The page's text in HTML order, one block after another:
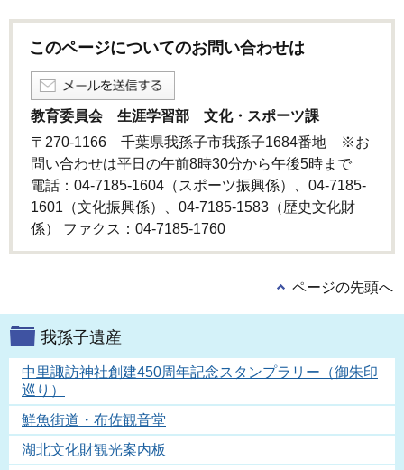
このページについてのお問い合わせは
教育委員会 生涯学習部 文化・スポーツ課
〒270-1166 千葉県我孫子市我孫子1684番地 ※お
問い合わせは平日の午前8時30分から午後5時まで
電話：04-7185-1604（スポーツ振興係）、04-7185-
1601（文化振興係）、04-7185-1583（歴史文化財
係） ファクス：04-7185-1760
ページの先頭へ
我孫子遺産
中里諏訪神社創建450周年記念スタンプラリー（御朱印
巡り）
鮮魚街道・布佐観音堂
湖北文化財観光案内板